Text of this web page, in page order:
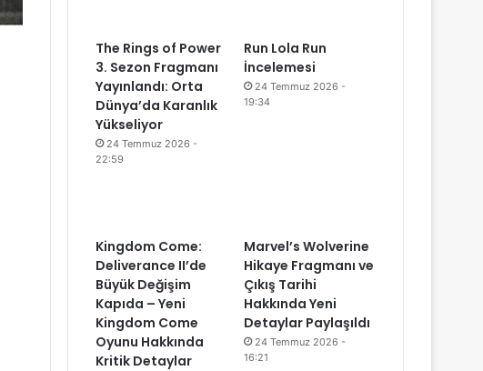
The Rings of Power
3. Sezon Fragmanı
Yayınlandı: Orta
Dünya’da Karanlık
Yükseliyor
24 Temmuz 2026 -
22:59
Run Lola Run
İncelemesi
24 Temmuz 2026 -
19:34
Kingdom Come:
Deliverance II’de
Büyük Değişim
Kapıda – Yeni
Kingdom Come
Oyunu Hakkında
Kritik Detaylar
Marvel’s Wolverine
Hikaye Fragmanı ve
Çıkış Tarihi
Hakkında Yeni
Detaylar Paylaşıldı
24 Temmuz 2026 -
16:21